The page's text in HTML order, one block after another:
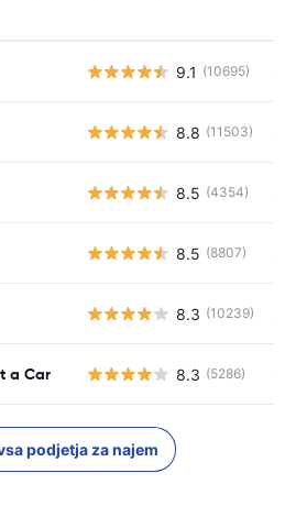
9.1 (10695)
8.8 (11503)
8.5 (4354)
8.5 (8807)
8.3 (10239)
a Car 8.3 (5286)
podjetja za najem